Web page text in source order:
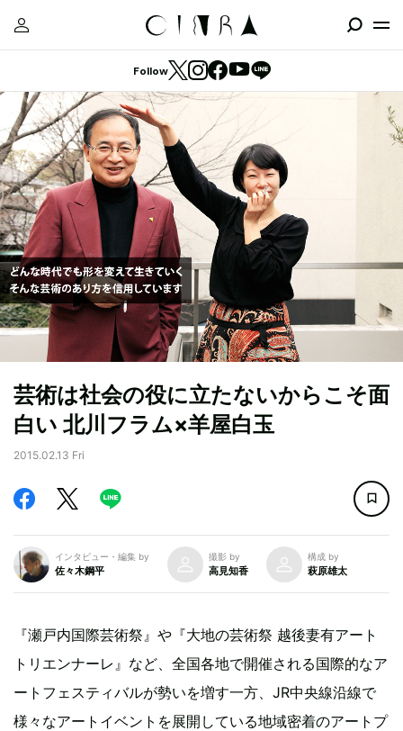
Follow
芸術は社会の役に立たないからこそ面
白い 北川フラム×羊屋白玉
2015.02.13 Fri
インタビュー・編集 by
佐々木鋼平
撮影 by
高見知香
構成 by
萩原雄太
『瀬戸内国際芸術祭』や『大地の芸術祭 越後妻有アート
トリエンナーレ』など、全国各地で開催される国際的なア
ートフェスティバルが勢いを増す一方、JR中央線沿線で
様々なアートイベントを展開している地域密着のアートプ